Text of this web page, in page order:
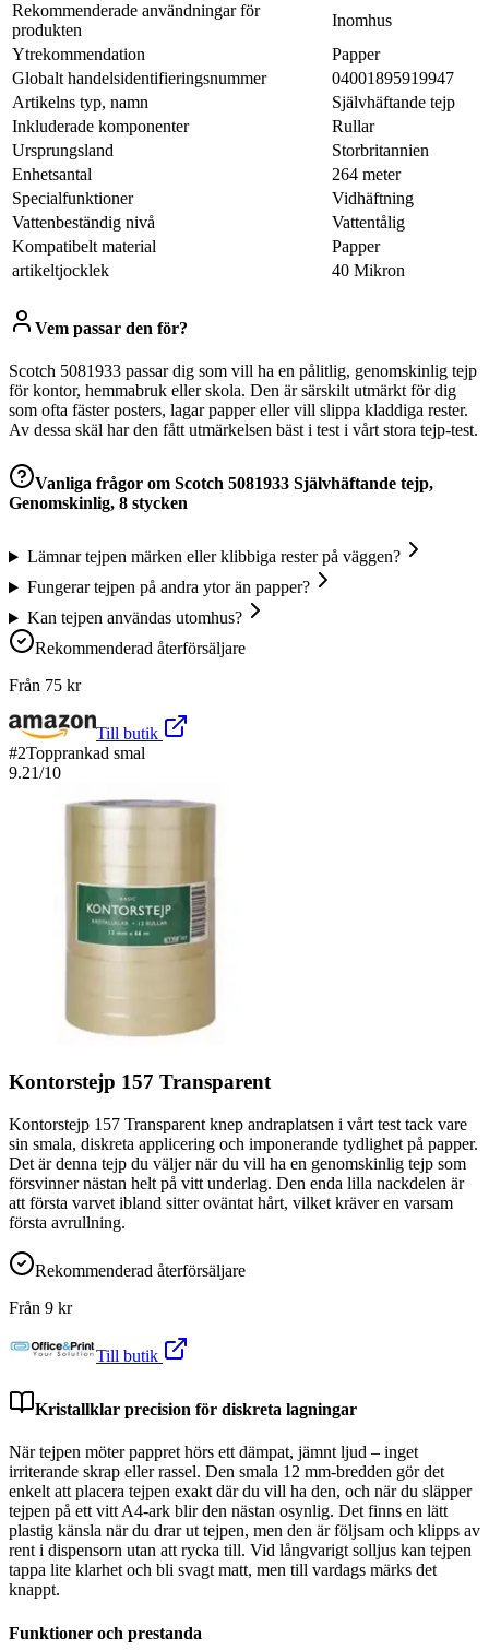
Rekommenderade användningar för
produkten
Inomhus
Ytrekommendation
Papper
Globalt handelsidentifieringsnummer
04001895919947
Artikelns typ, namn
Självhäftande tejp
Inkluderade komponenter
Rullar
Ursprungsland
Storbritannien
Enhetsantal
264 meter
Specialfunktioner
Vidhäftning
Vattenbeständig nivå
Vattentålig
Kompatibelt material
Papper
artikeltjocklek
40 Mikron
Vem passar den för?
Scotch 5081933 passar dig som vill ha en pålitlig, genomskinlig tejp
för kontor, hemmabruk eller skola. Den är särskilt utmärkt för dig
som ofta fäster posters, lagar papper eller vill slippa kladdiga rester.
Av dessa skäl har den fått utmärkelsen bäst i test i vårt stora tejp-test.
Vanliga frågor om Scotch 5081933 Självhäftande tejp,
Genomskinlig, 8 stycken
Lämnar tejpen märken eller klibbiga rester på väggen?
Fungerar tejpen på andra ytor än papper?
Kan tejpen användas utomhus?
Rekommenderad återförsäljare
Från 75 kr
Till butik
#2Topprankad smal
9.21/10
Kontorstejp 157 Transparent
Kontorstejp 157 Transparent knep andraplatsen i vårt test tack vare
sin smala, diskreta applicering och imponerande tydlighet på papper.
Det är denna tejp du väljer när du vill ha en genomskinlig tejp som
försvinner nästan helt på vitt underlag. Den enda lilla nackdelen är
att första varvet ibland sitter oväntat hårt, vilket kräver en varsam
första avrullning.
Rekommenderad återförsäljare
Från 9 kr
Till butik
Kristallklar precision för diskreta lagningar
När tejpen möter pappret hörs ett dämpat, jämnt ljud – inget
irriterande skrap eller rassel. Den smala 12 mm-bredden gör det
enkelt att placera tejpen exakt där du vill ha den, och när du släpper
tejpen på ett vitt A4-ark blir den nästan osynlig. Det finns en lätt
plastig känsla när du drar ut tejpen, men den är följsam och klipps av
rent i dispensorn utan att rycka till. Vid långvarigt solljus kan tejpen
tappa lite klarhet och bli svagt matt, men till vardags märks det
knappt.
Funktioner och prestanda